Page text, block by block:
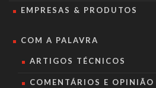
EMPRESAS & PRODUTOS
COM A PALAVRA
ARTIGOS TÉCNICOS
COMENTÁRIOS E OPINIÃO